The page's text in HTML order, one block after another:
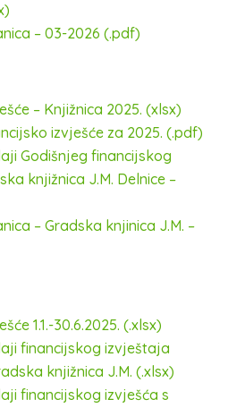
– 03-2026 (.pdf)
– Knjižnica 2025. (xlsx)
izvješće za 2025. (.pdf)
Godišnjeg financijskog
knjižnica J.M. Delnice –
– Gradska knjinica J.M. –
1.1.-30.6.2025. (.xlsx)
financijskog izvještaja
knjižnica J.M. (.xlsx)
financijskog izvješća s